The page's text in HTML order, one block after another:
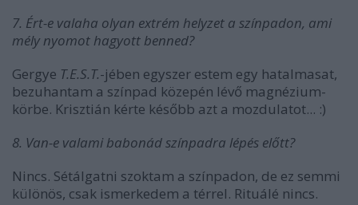
7. Ért-e valaha olyan extrém helyzet a színpadon, ami
mély nyomot hagyott benned?
Gergye T.E.S.T.-jében egyszer estem egy hatalmasat,
bezuhantam a színpad közepén lévő magnézium-
körbe. Krisztián kérte később azt a mozdulatot... :)
8. Van-e valami babonád színpadra lépés előtt?
Nincs. Sétálgatni szoktam a színpadon, de ez semmi
különös, csak ismerkedem a térrel. Rituálé nincs.